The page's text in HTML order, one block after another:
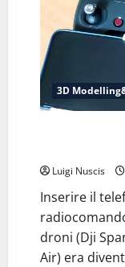
3D
Luigi Nuscis
Inserire il
droni (Dji
Air) era